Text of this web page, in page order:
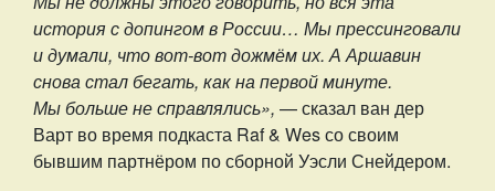
история с допингом в России… Мы прессинговали
и думали, что вот‑вот дожмём их. А Аршавин
снова стал бегать, как на первой минуте.
Мы больше не справлялись», — сказал ван дер
Варт во время подкаста Raf & Wes со своим
бывшим партнёром по сборной Уэсли Снейдером.